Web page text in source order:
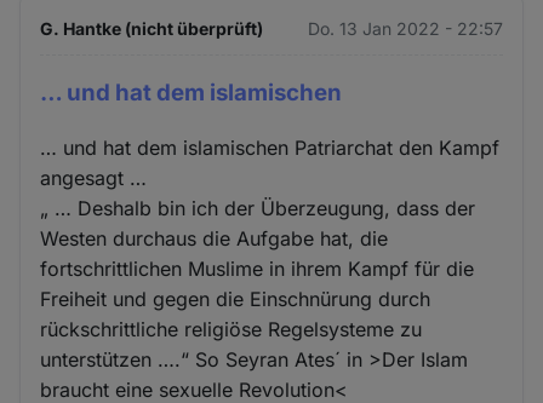
G. Hantke (nicht überprüft) Do. 13 Jan 2022 - 22:57
… und hat dem islamischen
… und hat dem islamischen Patriarchat den Kampf
angesagt …
„ … Deshalb bin ich der Überzeugung, dass der
Westen durchaus die Aufgabe hat, die
fortschrittlichen Muslime in ihrem Kampf für die
Freiheit und gegen die Einschnürung durch
rückschrittliche religiöse Regelsysteme zu
unterstützen ….“ So Seyran Ates´ in >Der Islam
braucht eine sexuelle Revolution<